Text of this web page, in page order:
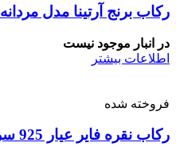
رکاب برنج آرتینا مدل مردانه
در انبار موجود نیست
اطلاعات بیشتر
فروخته شده
رکاب نقره فایر عیار 925 سربرنجی